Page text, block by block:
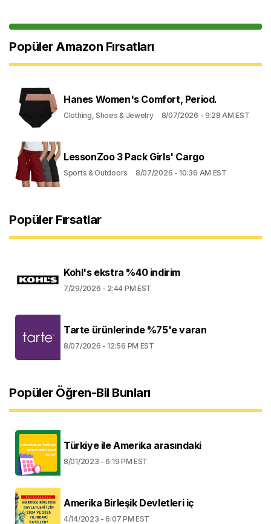
Popüler Amazon Fırsatları
Hanes Women's Comfort, Period.
Clothing, Shoes & Jewelry 8/07/2026 - 9:28 AM EST
LessonZoo 3 Pack Girls' Cargo
Sports & Outdoors 8/07/2026 - 10:36 AM EST
Popüler Fırsatlar
Kohl's ekstra %40 indirim
7/29/2026 - 2:44 PM EST
Tarte ürünlerinde %75'e varan
8/07/2026 - 12:56 PM EST
Popüler Öğren-Bil Bunları
Türkiye ile Amerika arasındaki
8/01/2023 - 6:19 PM EST
Amerika Birleşik Devletleri iç
4/14/2023 - 6:07 PM EST